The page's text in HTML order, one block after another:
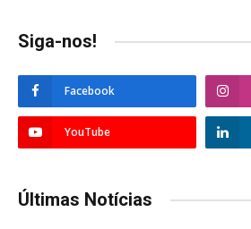
Siga-nos!
Facebook
YouTube
Últimas Notícias